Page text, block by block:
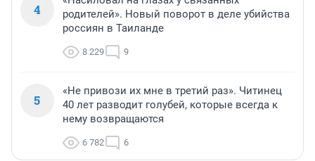
4
родителей». Новый поворот в деле убийства
россиян в Таиланде
8 229 9
5
«Не привози их мне в третий раз». Читинец
40 лет разводит голубей, которые всегда к
нему возвращаются
6 782 6